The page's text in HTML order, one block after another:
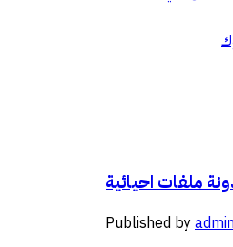
ملفات احيائية
Published by